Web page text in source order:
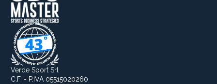
Verde Sport Srl
C.F. - P.IVA 05515020260